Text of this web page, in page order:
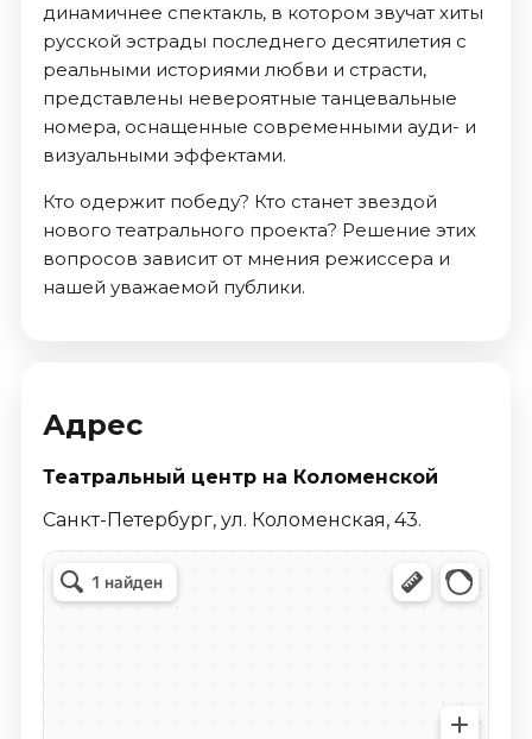
динамичнее спектакль, в котором звучат хиты
русской эстрады последнего десятилетия с
реальными историями любви и страсти,
представлены невероятные танцевальные
номера, оснащенные современными ауди- и
визуальными эффектами.
Кто одержит победу? Кто станет звездой
нового театрального проекта? Решение этих
вопросов зависит от мнения режиссера и
нашей уважаемой публики.
Адрес
Театральный центр на Коломенской
Санкт-Петербург, ул. Коломенская, 43.